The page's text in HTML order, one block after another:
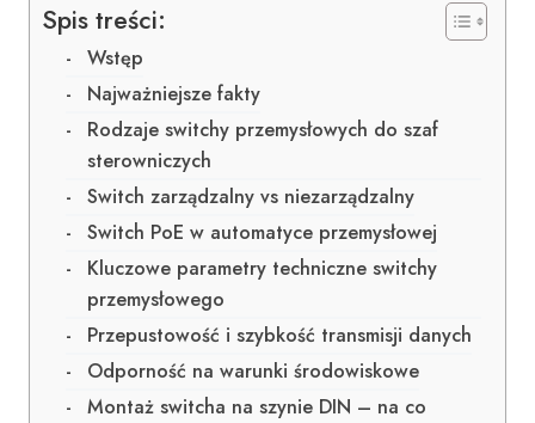
Spis treści:
Wstęp
Najważniejsze fakty
Rodzaje switchy przemysłowych do szaf
sterowniczych
Switch zarządzalny vs niezarządzalny
Switch PoE w automatyce przemysłowej
Kluczowe parametry techniczne switchy
przemysłowego
Przepustowość i szybkość transmisji danych
Odporność na warunki środowiskowe
Montaż switcha na szynie DIN – na co